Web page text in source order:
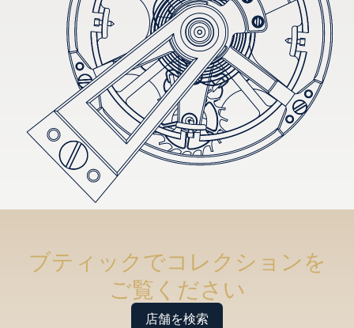
ブティックでコレクションを
ご覧ください
店舗を検索